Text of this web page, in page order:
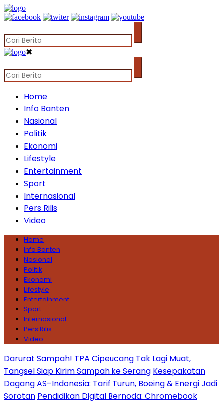
✖
Home
Info Banten
Nasional
Politik
Ekonomi
Lifestyle
Entertainment
Sport
Internasional
Pers Rilis
Video
Home
Info Banten
Nasional
Politik
Ekonomi
Lifestyle
Entertainment
Sport
Internasional
Pers Rilis
Video
Darurat Sampah! TPA Cipeucang Tak Lagi Muat,
Tangsel Siap Kirim Sampah ke Serang Kesepakatan
Dagang AS–Indonesia: Tarif Turun, Boeing & Energi Jadi
Sorotan Pendidikan Digital Bernoda: Chromebook